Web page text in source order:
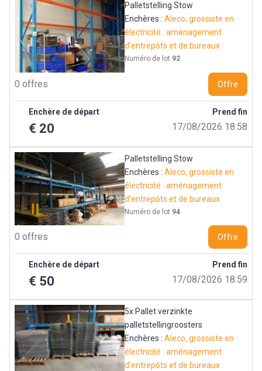
Palletstelling Stow
Enchères :Aleco, grossiste en
électricité : aménagement
d'entrepôts et de bureaux
Numéro de lot 92
0 offres Offre
Prend fin
17/08/2026 18:58
Enchère de départ
€ 20
Palletstelling Stow
Enchères :Aleco, grossiste en
électricité : aménagement
d'entrepôts et de bureaux
Numéro de lot 94
0 offres Offre
Prend fin
17/08/2026 18:59
Enchère de départ
€ 50
5x Pallet verzinkte
palletstellingroosters
Enchères :Aleco, grossiste en
électricité : aménagement
d'entrepôts et de bureaux